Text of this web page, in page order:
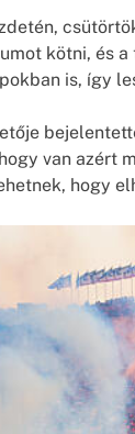
kötni, és
is, így
van azért
hogy